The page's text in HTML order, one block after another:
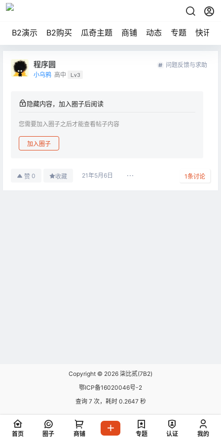
B2演示 B2购买 瓜奇主题 商铺 动态 专题 快讯
程序圆
小乌鸦 高中 Lv3
问题反馈与求助
隐藏内容，加入圈子后阅读
您需要加入圈子之后才能查看帖子内容
加入圈子
赞 0 收藏 21年5月6日 1条讨论
Copyright © 2026 柒比贰(7B2)
鄂ICP备16020046号-2
查询 7 次，耗时 0.2647 秒
首页 圈子 商铺 专题 认证 我的